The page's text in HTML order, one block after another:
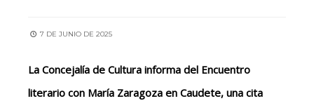
7 DE JUNIO DE 2025
La Concejalía de Cultura informa del Encuentro
literario con María Zaragoza en Caudete, una cita